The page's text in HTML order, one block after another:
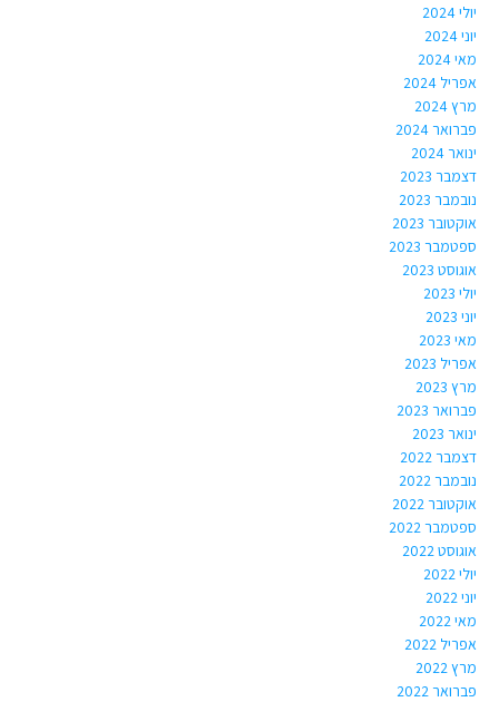
יולי 2024
יוני 2024
מאי 2024
אפריל 2024
מרץ 2024
פברואר 2024
ינואר 2024
דצמבר 2023
נובמבר 2023
אוקטובר 2023
ספטמבר 2023
אוגוסט 2023
יולי 2023
יוני 2023
מאי 2023
אפריל 2023
מרץ 2023
פברואר 2023
ינואר 2023
דצמבר 2022
נובמבר 2022
אוקטובר 2022
ספטמבר 2022
אוגוסט 2022
יולי 2022
יוני 2022
מאי 2022
אפריל 2022
מרץ 2022
פברואר 2022